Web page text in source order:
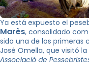
Ya está expuesto el
Marès, consolidado
sido una de las primeras
José Omella, que visitó
Associació de